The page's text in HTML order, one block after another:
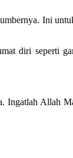
Ini
diri seperti
Ingatlah Allah